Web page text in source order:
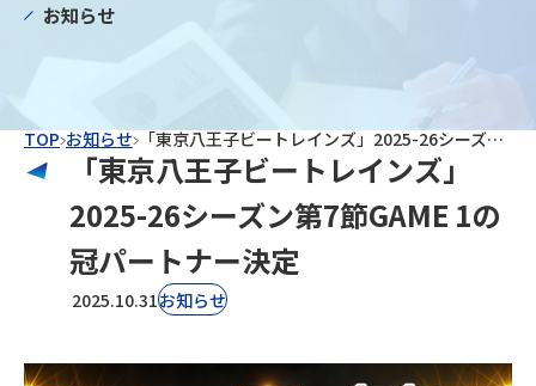
お知らせ
TOP お知らせ 「東京八王子ビートレインズ」2025-26シーズン第7節GAME 1の冠パートナー決定
「東京八王子ビートレインズ」
2025-26シーズン第7節GAME 1の
冠パートナー決定
2025.10.31お知らせ